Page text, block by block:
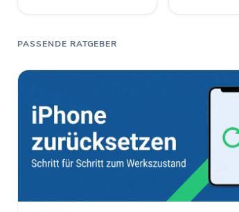
PASSENDE RATGEBER